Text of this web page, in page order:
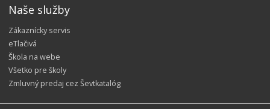
Naše služby
Zákaznícky servis
eTlačivá
Škola na webe
Všetko pre školy
Zmluvný predaj cez Ševtkatalóg